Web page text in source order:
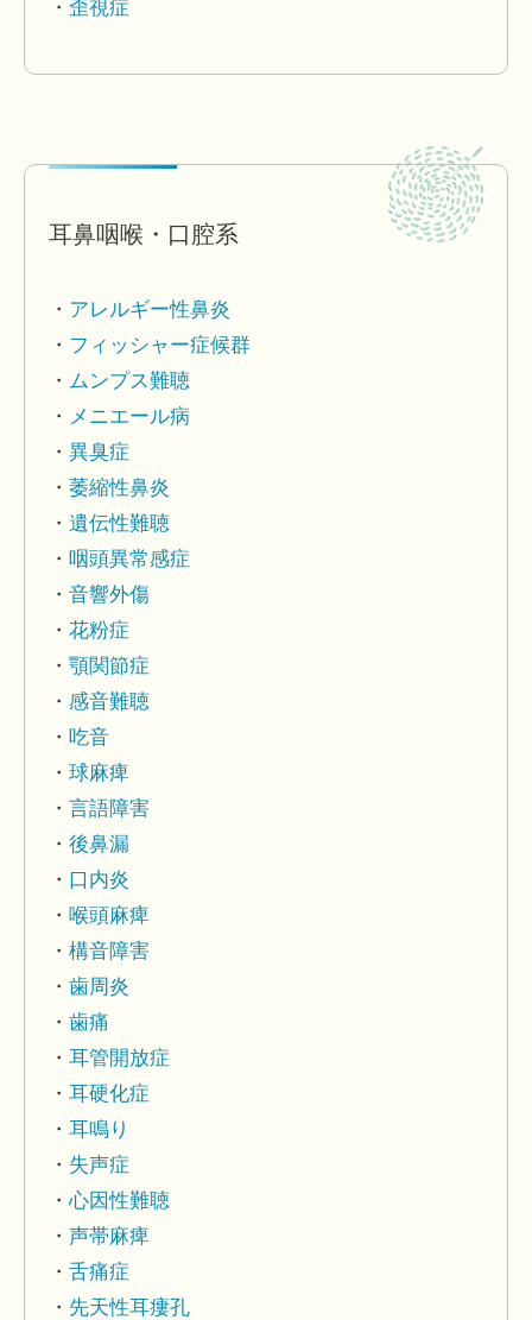
歪視症
耳鼻咽喉・口腔系
アレルギー性鼻炎
フィッシャー症候群
ムンプス難聴
メニエール病
異臭症
萎縮性鼻炎
遺伝性難聴
咽頭異常感症
音響外傷
花粉症
顎関節症
感音難聴
吃音
球麻痺
言語障害
後鼻漏
口内炎
喉頭麻痺
構音障害
歯周炎
歯痛
耳管開放症
耳硬化症
耳鳴り
失声症
心因性難聴
声帯麻痺
舌痛症
先天性耳瘻孔